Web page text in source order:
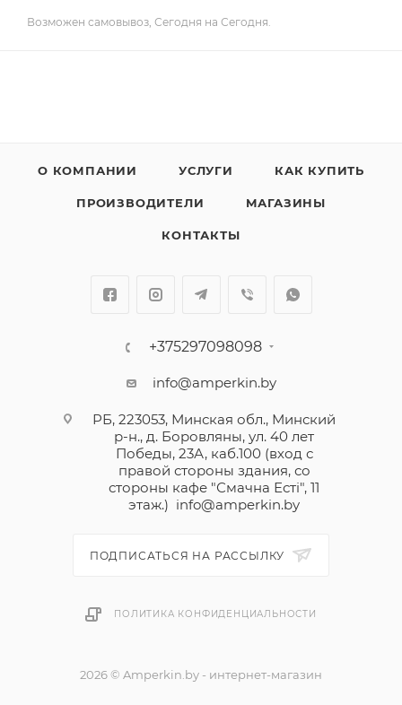
Возможен самовывоз, Сегодня на Сегодня.
О КОМПАНИИ УСЛУГИ КАК КУПИТЬ
ПРОИЗВОДИТЕЛИ МАГАЗИНЫ
КОНТАКТЫ
+375297098098
info@amperkin.by
РБ, 223053, Минская обл., Минский
р-н., д. Боровляны, ул. 40 лет
Победы, 23А, каб.100 (вход с
правой стороны здания, со
стороны кафе "Смачна Естi", 11
этаж.) info@amperkin.by
ПОДПИСАТЬСЯ НА РАССЫЛКУ
ПОЛИТИКА КОНФИДЕНЦИАЛЬНОСТИ
2026 © Amperkin.by - интернет-магазин